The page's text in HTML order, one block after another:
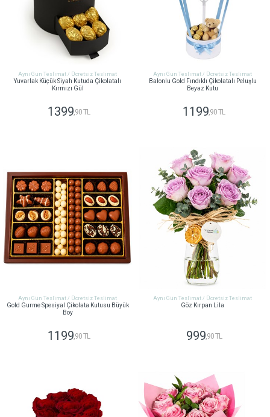
Aynı Gün Teslimat / Ücretsiz Teslimat
Yuvarlak Küçük Siyah Kutuda Çikolatalı
Kırmızı Gül
1399 ,90 TL
Aynı Gün Teslimat / Ücretsiz Teslimat
Balonlu Gold Fındıklı Çikolatalı Peluşlu
Beyaz Kutu
1199 ,90 TL
Aynı Gün Teslimat / Ücretsiz Teslimat
Gold Gurme Spesiyal Çikolata Kutusu Büyük
Boy
1199,90 TL
Aynı Gün Teslimat / Ücretsiz Teslimat
Göz Kırpan Lila
999,90 TL